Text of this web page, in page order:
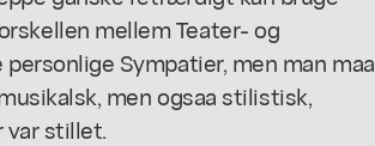
mellem Teater- og
Sympatier, men man maa
men ogsaa stilistisk,
var stillet.